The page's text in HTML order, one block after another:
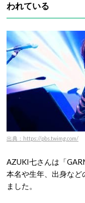
われている
出典：https://pbs.twimg.com/
AZUKI七さんは「
本名や生年、出身など
ました。